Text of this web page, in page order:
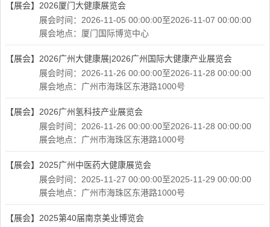
【展会】 2026厦门大健康展览会
展会时间：2026-11-05 00:00:00至2026-11-07 00:00:00
展会地点：厦门国际博览中心
【展会】 2026广州大健康展|2026广州国际大健康产业展览会
展会时间：2026-11-26 00:00:00至2026-11-28 00:00:00
展会地点：广州市海珠区东港路1000号
【展会】 2026广州氢科技产业展览会
展会时间：2026-11-26 00:00:00至2026-11-28 00:00:00
展会地点：广州市海珠区东港路1000号
【展会】 2025广州中医药大健康展览会
展会时间：2025-11-27 00:00:00至2025-11-29 00:00:00
展会地点：广州市海珠区东港路1000号
【展会】 2025第40届南京美业博览会